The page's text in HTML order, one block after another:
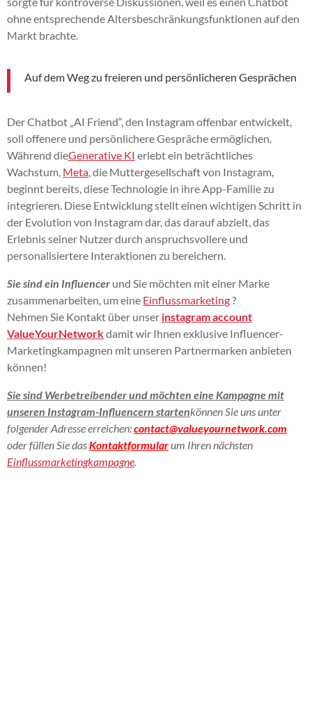
ohne entsprechende Altersbeschränkungsfunktionen auf den
Markt brachte.
Auf dem Weg zu freieren und persönlicheren Gesprächen
Der Chatbot „AI Friend“, den Instagram offenbar entwickelt,
soll offenere und persönlichere Gespräche ermöglichen.
Während dieGenerative KI erlebt ein beträchtliches
Wachstum, Meta, die Muttergesellschaft von Instagram,
beginnt bereits, diese Technologie in ihre App-Familie zu
integrieren. Diese Entwicklung stellt einen wichtigen Schritt in
der Evolution von Instagram dar, das darauf abzielt, das
Erlebnis seiner Nutzer durch anspruchsvollere und
personalisiertere Interaktionen zu bereichern.
Sie sind ein Influencer und Sie möchten mit einer Marke
zusammenarbeiten, um eine Einflussmarketing?
Nehmen Sie Kontakt über unser instagram account
ValueYourNetworkdamit wir Ihnen exklusive Influencer-
Marketingkampagnen mit unseren Partnermarken anbieten
können!
Sie sind Werbetreibender und möchten eine Kampagne mit
unseren Instagram-Influencern startenkönnen Sie uns unter
folgender Adresse erreichen:contact@valueyournetwork.com
oder füllen Sie dasKontaktformularum Ihren nächsten
Einflussmarketingkampagne.